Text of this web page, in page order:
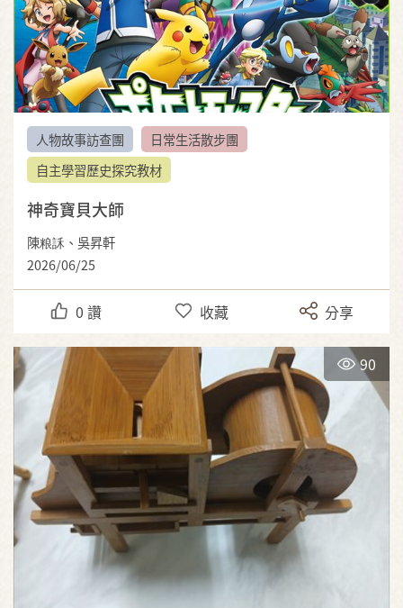
人物故事訪查團
日常生活散步團
自主學習歷史探究教材
神奇寶貝大師
陳粮訸、吳昇軒
2026/06/25
0 讚 收藏 分享
90